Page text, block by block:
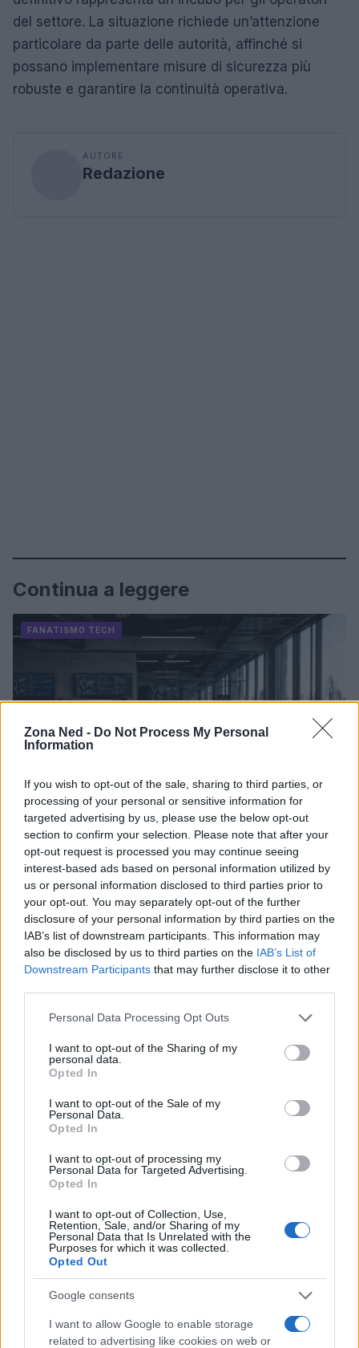
Zona Ned - Do Not Process My Personal
Information
If you wish to opt-out of the sale, sharing to third parties, or
processing of your personal or sensitive information for
targeted advertising by us, please use the below opt-out
section to confirm your selection. Please note that after your
opt-out request is processed you may continue seeing
interest-based ads based on personal information utilized by
us or personal information disclosed to third parties prior to
your opt-out. You may separately opt-out of the further
disclosure of your personal information by third parties on the
IAB’s list of downstream participants. This information may
also be disclosed by us to third parties on the IAB’s List of
Downstream Participants that may further disclose it to other
Please note that this website/app uses one or more Google
not limited to your visit or usage behaviour. You may click to
grant or deny consent to Google and its third-party tags to
use your data for below specified purposes in below Google
consent section.
Personal Data Processing Opt Outs
I want to opt-out of the Sharing of my
personal data.
Opted In
I want to opt-out of the Sale of my
Personal Data.
Opted In
I want to opt-out of processing my
Personal Data for Targeted Advertising.
Opted In
I want to opt-out of Collection, Use,
Retention, Sale, and/or Sharing of my
Personal Data that Is Unrelated with the
Purposes for which it was collected.
Opted Out
Google consents
I want to allow Google to enable storage
related to advertising like cookies on web or
del settore. La situazione richiede un’attenzione
particolare da parte delle autorità, affinché si
possano implementare misure di sicurezza più
robuste e garantire la continuità operativa.
AUTORE
Redazione
Continua a leggere
FANATISMO TECH
Toolkit OSINT per riconoscere fanatismo online ed
echo chamber
Andrea Conforti · 6 Ago 2026
FANATISMO TECH
Marvel
Ilaria Mauri · 6 Ago 2026
FANATISMO TECH